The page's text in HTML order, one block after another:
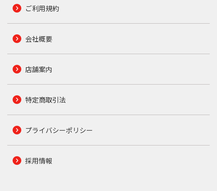
ご利用規約
会社概要
店舗案内
特定商取引法
プライバシーポリシー
採用情報